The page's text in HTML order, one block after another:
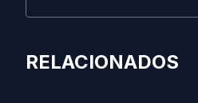
RELACIONADOS